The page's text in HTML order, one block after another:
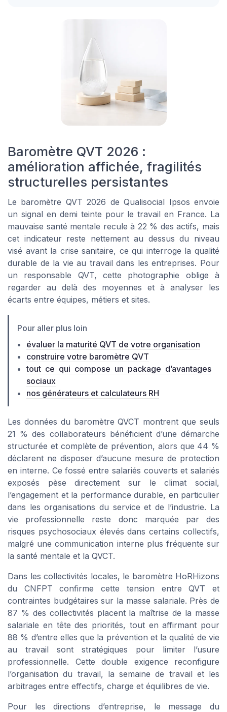
Baromètre QVT 2026 :
amélioration affichée, fragilités
structurelles persistantes
Le baromètre QVT 2026 de Qualisocial Ipsos envoie
un signal en demi teinte pour le travail en France. La
mauvaise santé mentale recule à 22 % des actifs, mais
cet indicateur reste nettement au dessus du niveau
visé avant la crise sanitaire, ce qui interroge la qualité
durable de la vie au travail dans les entreprises. Pour
un responsable QVT, cette photographie oblige à
regarder au delà des moyennes et à analyser les
écarts entre équipes, métiers et sites.
Pour aller plus loin
évaluer la maturité QVT de votre organisation
construire votre baromètre QVT
tout ce qui compose un package d’avantages
sociaux
nos générateurs et calculateurs RH
Les données du baromètre QVCT montrent que seuls
21 % des collaborateurs bénéficient d’une démarche
structurée et complète de prévention, alors que 44 %
déclarent ne disposer d’aucune mesure de protection
en interne. Ce fossé entre salariés couverts et salariés
exposés pèse directement sur le climat social,
l’engagement et la performance durable, en particulier
dans les organisations du service et de l’industrie. La
vie professionnelle reste donc marquée par des
risques psychosociaux élevés dans certains collectifs,
malgré une communication interne plus fréquente sur
la santé mentale et la QVCT.
Dans les collectivités locales, le baromètre HoRHizons
du CNFPT confirme cette tension entre QVT et
contraintes budgétaires sur la masse salariale. Près de
87 % des collectivités placent la maîtrise de la masse
salariale en tête des priorités, tout en affirmant pour
88 % d’entre elles que la prévention et la qualité de vie
au travail sont stratégiques pour limiter l’usure
professionnelle. Cette double exigence reconfigure
l’organisation du travail, la semaine de travail et les
arbitrages entre effectifs, charge et équilibres de vie.
Pour les directions d’entreprise, le message du